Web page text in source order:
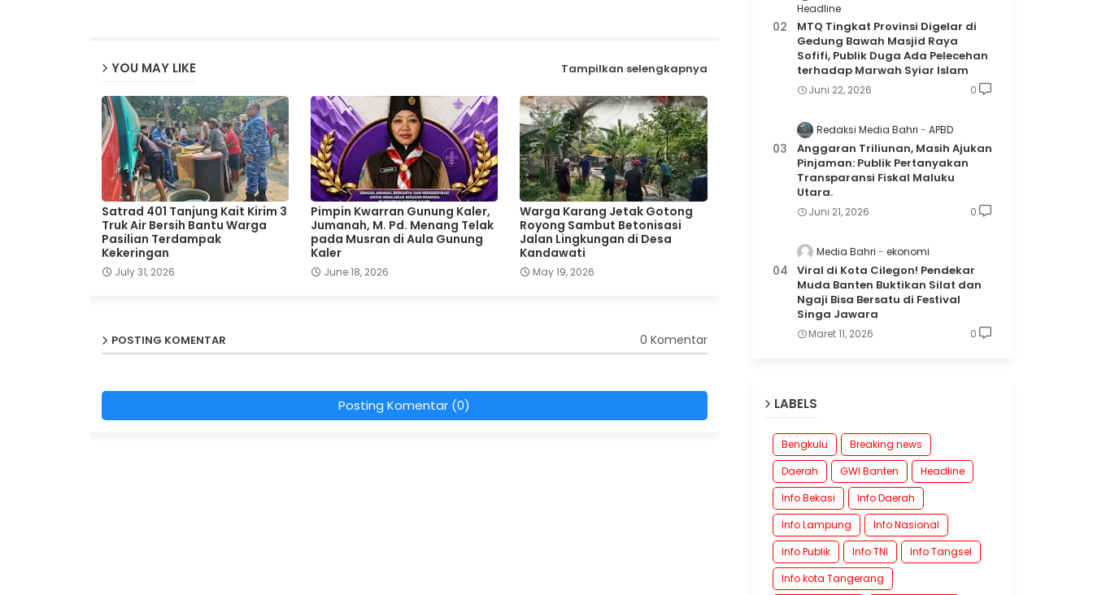
YOU MAY LIKE Tampilkan selengkapnya
Satrad 401 Tanjung Kait Kirim 3
Truk Air Bersih Bantu Warga
Pasilian Terdampak
Kekeringan
July 31, 2026
Pimpin Kwarran Gunung Kaler,
Jumanah, M. Pd. Menang Telak
pada Musran di Aula Gunung
Kaler
June 18, 2026
Warga Karang Jetak Gotong
Royong Sambut Betonisasi
Jalan Lingkungan di Desa
Kandawati
May 19, 2026
POSTING KOMENTAR 0 Komentar
Posting Komentar (0)
Headline
MTQ Tingkat Provinsi Digelar di
Gedung Bawah Masjid Raya
Sofifi, Publik Duga Ada Pelecehan
terhadap Marwah Syiar Islam
Juni 22, 2026 0
Redaksi Media Bahri APBD
Anggaran Triliunan, Masih Ajukan
Pinjaman: Publik Pertanyakan
Transparansi Fiskal Maluku
Utara.
Juni 21, 2026 0
Media Bahri ekonomi
Viral di Kota Cilegon! Pendekar
Muda Banten Buktikan Silat dan
Ngaji Bisa Bersatu di Festival
Singa Jawara
Maret 11, 2026 0
LABELS
Bengkulu
Breaking news
Daerah
GWI Banten
Headline
Info Bekasi
Info Daerah
Info Lampung
Info Nasional
Info Publik
Info TNI
Info Tangsel
Info kota Tangerang